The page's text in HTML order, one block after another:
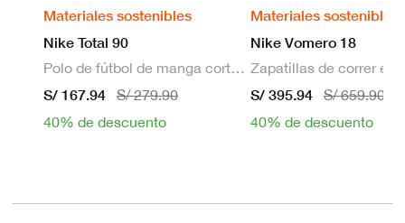
Materiales sostenibles
Nike Total 90
Polo de fútbol de manga corta Dri-FIT para hombre
S/ 167.94
S/ 279.90
40% de descuento
Materiales sostenibles
Nike Vomero 18
S/ 395.94
S/ 659.90
40% de descuento